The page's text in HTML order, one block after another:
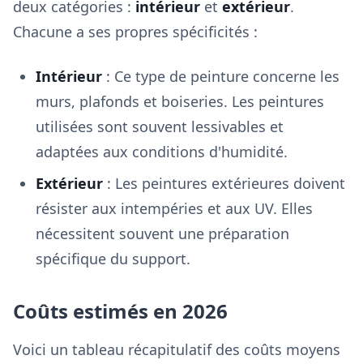
deux catégories : intérieur et extérieur.
Chacune a ses propres spécificités :
Intérieur : Ce type de peinture concerne les
murs, plafonds et boiseries. Les peintures
utilisées sont souvent lessivables et
adaptées aux conditions d'humidité.
Extérieur : Les peintures extérieures doivent
résister aux intempéries et aux UV. Elles
nécessitent souvent une préparation
spécifique du support.
Coûts estimés en 2026
Voici un tableau récapitulatif des coûts moyens